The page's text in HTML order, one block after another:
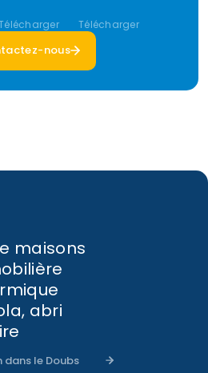
Télécharger
nous
maisons
abri
le Doubs